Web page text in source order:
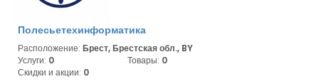
Полесьетехинформатика
Расположение: Брест, Брестская обл., BY
Услуги: 0 Товары: 0
Скидки и акции: 0